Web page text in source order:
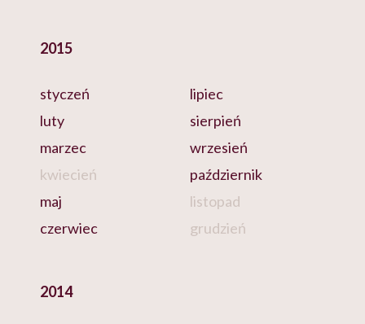
2015
styczeń
luty
marzec
kwiecień
maj
czerwiec
lipiec
sierpień
wrzesień
październik
listopad
grudzień
2014